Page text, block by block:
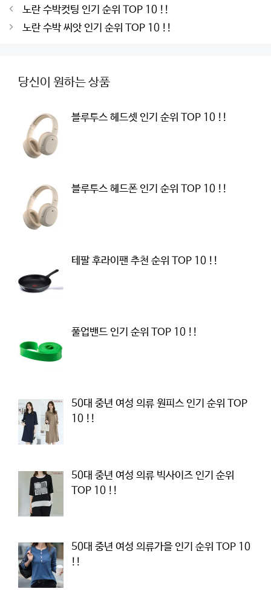
Post
navigation
노란 수박컷팅 인기 순위 TOP 10 !!
노란 수박 씨앗 인기 순위 TOP 10 !!
당신이 원하는 상품
블루투스 헤드셋 인기 순위 TOP 10 !!
블루투스 헤드폰 인기 순위 TOP 10 !!
테팔 후라이팬 추천 순위 TOP 10 !!
풀업밴드 인기 순위 TOP 10 !!
50대 중년 여성 의류 원피스 인기 순위 TOP
10 !!
50대 중년 여성 의류 빅사이즈 인기 순위
TOP 10 !!
50대 중년 여성 의류가을 인기 순위 TOP 10
!!